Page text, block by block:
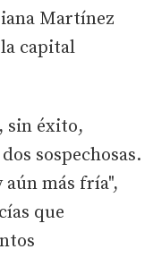
Martínez
capital
sin éxito,
sospechosas.
más fría",
que